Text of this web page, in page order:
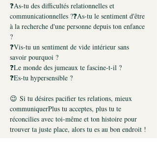
❓As-tu des difficultés relationnelles et
communicationnelles ?❓As-tu le sentiment d'être
à la recherche d'une personne depuis ton enfance
?
❓Vis-tu un sentiment de vide intérieur sans
savoir pourquoi ?
❓Le monde des jumeaux te fascine-t-il ?
❓Es-tu hypersensible ?
😉 Si tu désires pacifier tes relations, mieux
communiquerPlus tu acceptes, plus tu te
réconcilies avec toi-même et ton histoire pour
trouver ta juste place, alors tu es au bon endroit !